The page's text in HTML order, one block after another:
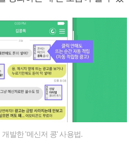
발한 '메신저 콩' 사용법.